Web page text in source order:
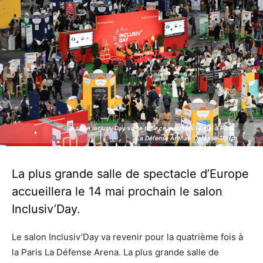
Le salon Inclusiv’Day va se tenir ce mercredi 14 mai à Paris
La Défense Arena - Defense-92.fr
Le salon Inclusiv’Day va se tenir ce mercredi 14 mai à Paris
La Défense Arena - Defense-92.fr
La plus grande salle de spectacle d’Europe
accueillera le 14 mai prochain le salon
Inclusiv’Day.
Le salon Inclusiv’Day va revenir pour la quatrième fois à
la Paris La Défense Arena. La plus grande salle de